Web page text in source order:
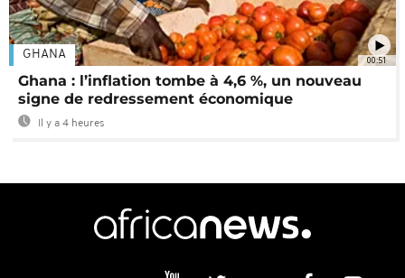
00:51
GHANA
Ghana : l’inflation tombe à 4,6 %, un nouveau
signe de redressement économique
Il y a 4 heures